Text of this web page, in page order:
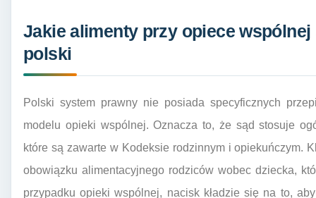
Jakie alimenty przy opiece wspólnej
polski
Polski system prawny nie posiada specyficznych
modelu opieki wspólnej. Oznacza to, że sąd stosuje
które są zawarte w Kodeksie rodzinnym i opiekuńczym.
obowiązku alimentacyjnego rodziców wobec dziecka,
przypadku opieki wspólnej, nacisk kładzie się na to,